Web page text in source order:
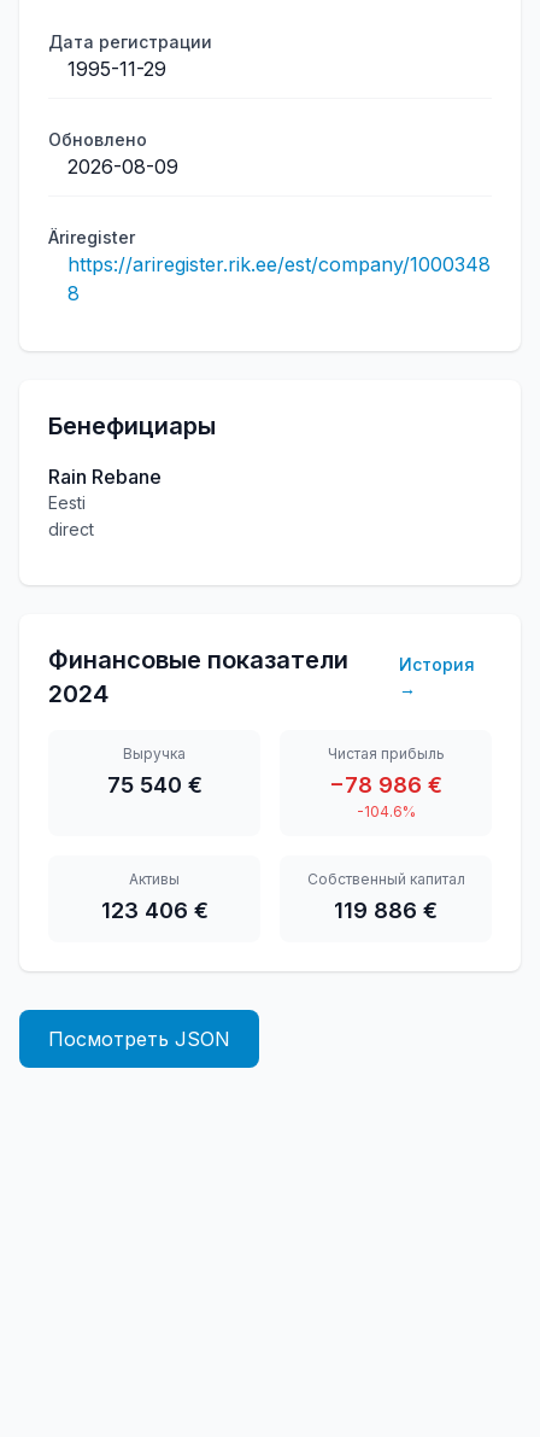
Дата регистрации
1995-11-29
Обновлено
2026-08-09
Äriregister
https://ariregister.rik.ee/est/company/1000348
8
Бенефициары
Rain Rebane
Eesti
direct
Финансовые показатели
2024
История
→
Выручка
75 540 €
Чистая прибыль
−78 986 €
-104.6%
Активы
123 406 €
Собственный капитал
119 886 €
Посмотреть JSON